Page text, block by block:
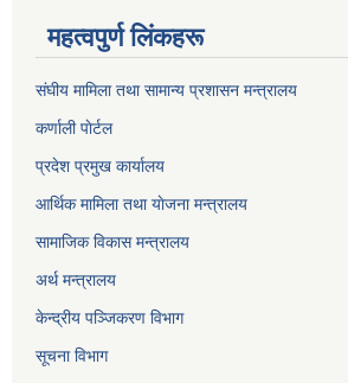
महत्वपुर्ण लिंकहरू
संघीय मामिला तथा सामान्य प्रशासन मन्त्रालय
कर्णाली पाेर्टल
प्रदेश प्रमुख कार्यालय
आर्थिक मामिला तथा याेजना मन्त्रालय
सामाजिक विकास मन्त्रालय
अर्थ मन्त्रालय
केन्द्रीय पञ्जिकरण विभाग
सूचना विभाग